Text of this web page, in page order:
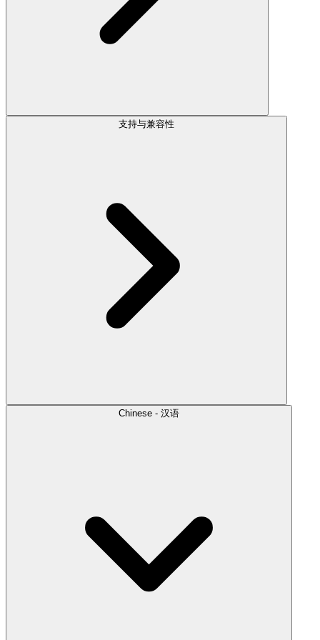
支持与兼容性
Chinese - 汉语